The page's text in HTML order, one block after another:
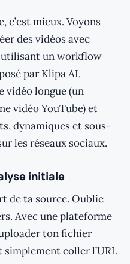
c’est mieux. Voyons
des vidéos avec
un workflow
par Klipa AI.
vidéo longue (un
vidéo YouTube) et
dynamiques et sous-
les réseaux sociaux.
initiale
de ta source. Oublie
Avec une plateforme
ton fichier
simplement coller l’URL